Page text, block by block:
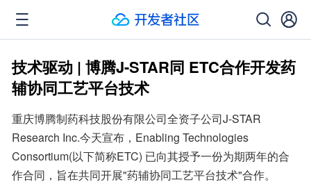
技术驱动 | 博腾J-STAR同 ETC合作开发药
辅协同工艺平台技术
重庆博腾制药科技股份有限公司全资子公司J-STAR
Research Inc.今天宣布，Enabling Technologies
Consortium(以下简称ETC) 已向其授予一份为期两年的合
作合同，旨在共同开展"药辅协同工艺平台技术"合作。